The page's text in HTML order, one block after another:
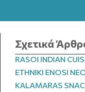
Σχετικά
RASOI INDIAN
ETHNIKI ENOSI
KALAMARAS